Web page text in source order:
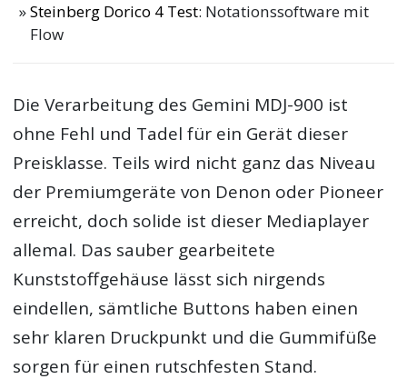
Steinberg Dorico 4 Test: Notationssoftware mit
Flow
Die Verarbeitung des Gemini MDJ-900 ist
ohne Fehl und Tadel für ein Gerät dieser
Preisklasse. Teils wird nicht ganz das Niveau
der Premiumgeräte von Denon oder Pioneer
erreicht, doch solide ist dieser Mediaplayer
allemal. Das sauber gearbeitete
Kunststoffgehäuse lässt sich nirgends
eindellen, sämtliche Buttons haben einen
sehr klaren Druckpunkt und die Gummifüße
sorgen für einen rutschfesten Stand.